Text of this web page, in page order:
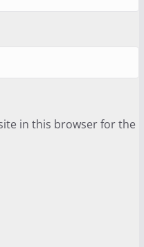
in this browser for the